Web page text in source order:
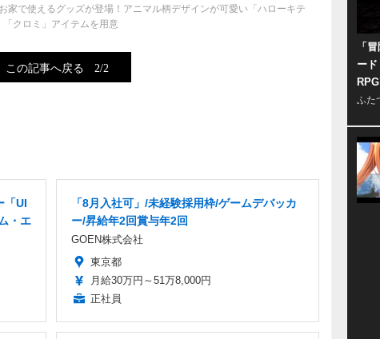
家で使えるグッズが登場！アニマル柄デザインが可愛い「ハローキテ
「クロミ」アイテムを用意
この記事へ戻る 2/2
「UI
・エ
「8月入社可」/未経験採用枠/ゲームデバッカ
ー/昇給年2回賞与年2回
GOEN株式会社
東京都
月給30万円～51万8,000円
正社員
「
ー
ふた